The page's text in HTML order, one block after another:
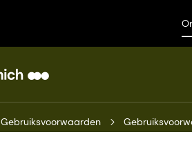
Gebruiksvoorwaarden